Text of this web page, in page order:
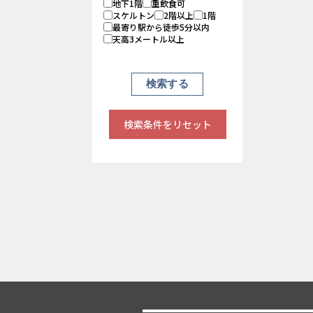
地下1階
重飲食可
スケルトン
2階以上
1階
最寄り駅から徒歩5分以内
天高3メートル以上
検索条件をリセット